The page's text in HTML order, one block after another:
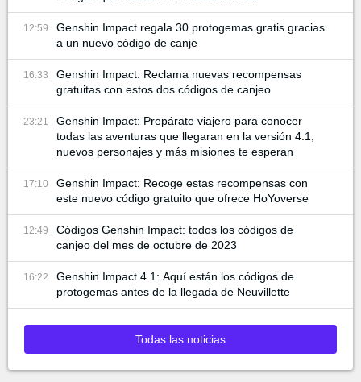
12:59
Genshin Impact regala 30 protogemas gratis gracias
a un nuevo código de canje
16:33
Genshin Impact: Reclama nuevas recompensas
gratuitas con estos dos códigos de canjeo
23:21
Genshin Impact: Prepárate viajero para conocer
todas las aventuras que llegaran en la versión 4.1,
nuevos personajes y más misiones te esperan
17:10
Genshin Impact: Recoge estas recompensas con
este nuevo código gratuito que ofrece HoYoverse
12:49
Códigos Genshin Impact: todos los códigos de
canjeo del mes de octubre de 2023
16:22
Genshin Impact 4.1: Aquí están los códigos de
protogemas antes de la llegada de Neuvillette
Todas las noticias